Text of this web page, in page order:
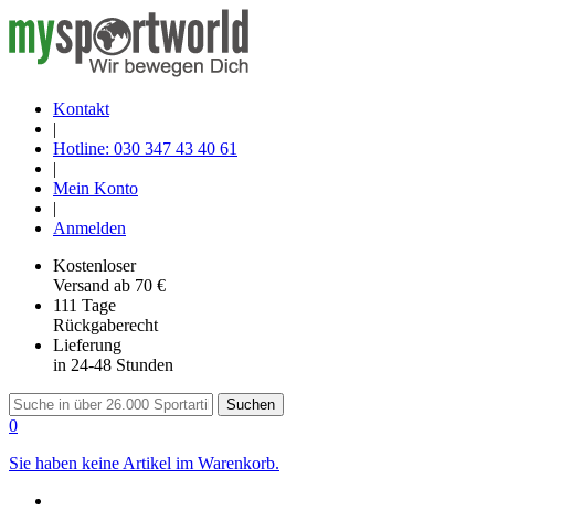
Kontakt
|
Hotline: 030 347 43 40 61
|
Mein Konto
|
Anmelden
Kostenloser
Versand ab 70 €
111 Tage
Rückgaberecht
Lieferung
in 24-48 Stunden
Suchen
0
Sie haben keine Artikel im Warenkorb.